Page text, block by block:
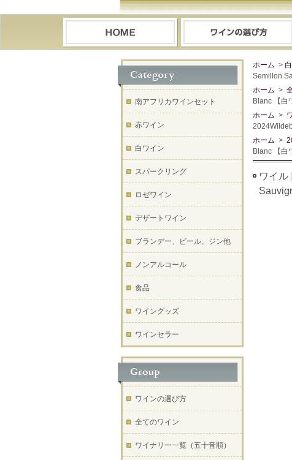
ホーム >
Semillon
ホーム >
Blanc 【白
ホーム >
ホーム >
Blanc 【白
ワイル
南アフリカワインセット
赤ワイン
白ワイン
スパークリング
ロゼワイン
デザートワイン
ブランデー、ビール、ジン他
ノンアルコール
食品
ワイングッズ
ワインセラー
ワインの選び方
全てのワイン
ワイナリー一覧（五十音順）